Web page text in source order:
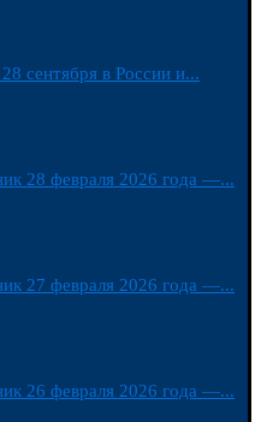
сентября в России и...
28 февраля 2026 года —...
27 февраля 2026 года —...
26 февраля 2026 года —...